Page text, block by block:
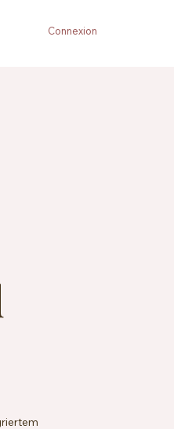
Connexion